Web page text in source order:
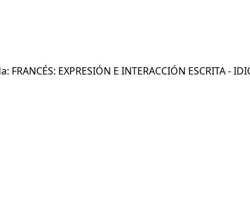
EXPRESIÓN E INTERACCIÓN ESCRITA -